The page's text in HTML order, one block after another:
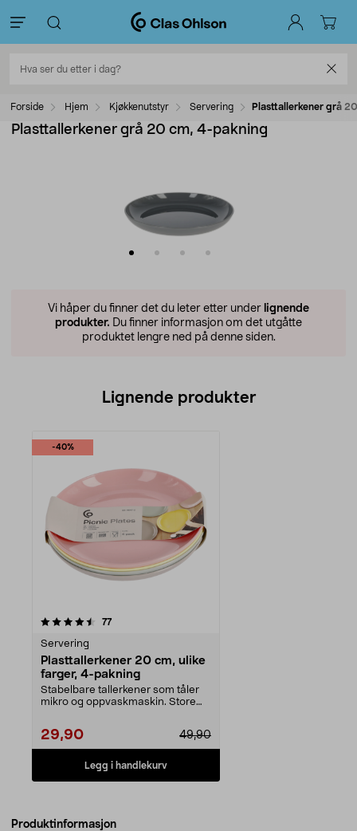
Forside Hjem Kjøkkenutstyr Servering Plasttallerkener grå
Plasttallerkener grå 20 cm, 4-pakning
Vi håper du finner det du leter etter under lignende
produkter. Du finner informasjon om det utgåtte
produktet lengre ned på denne siden.
Lignende produkter
-40%
77anmeldelser
Servering
Plasttallerkener 20 cm, ulike
farger, 4-pakning
Stabelbare tallerkener som tåler
mikro og oppvaskmaskin. Store
49,90
29,90
Legg i handlekurv
Produktinformasjon